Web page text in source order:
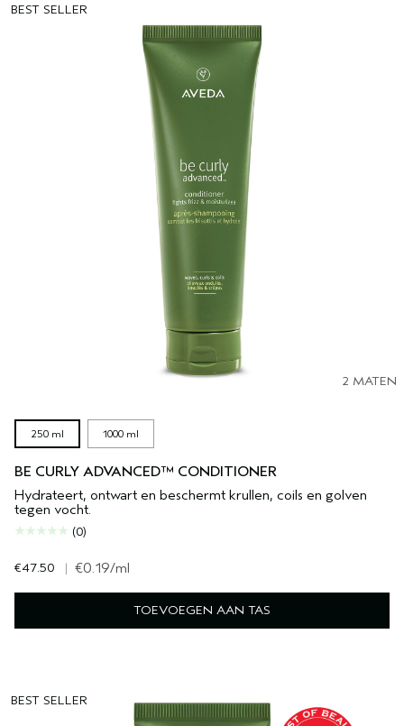
GEVOELIGE HOOFDHUID
PURE ABUNDANCE
ALLE COLLECTIES
BEST SELLER
2 MATEN
250 ml 1000 ml
BE CURLY ADVANCED™ CONDITIONER
Hydrateert, ontwart en beschermt krullen, coils en golven
tegen vocht.
(0)
€47.50 | €0.19/ml
TOEVOEGEN AAN TAS
BEST SELLER